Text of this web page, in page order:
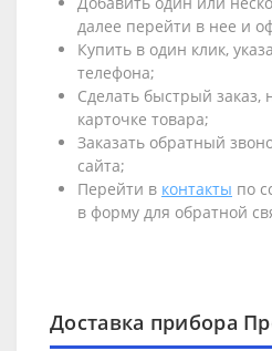
далее перейти в нее и
Купить в один клик,
телефона;
Сделать быстрый заказ,
карточке товара;
Заказать обратный
сайта;
Перейти в контакты по
в форму для обратной
Доставка прибора